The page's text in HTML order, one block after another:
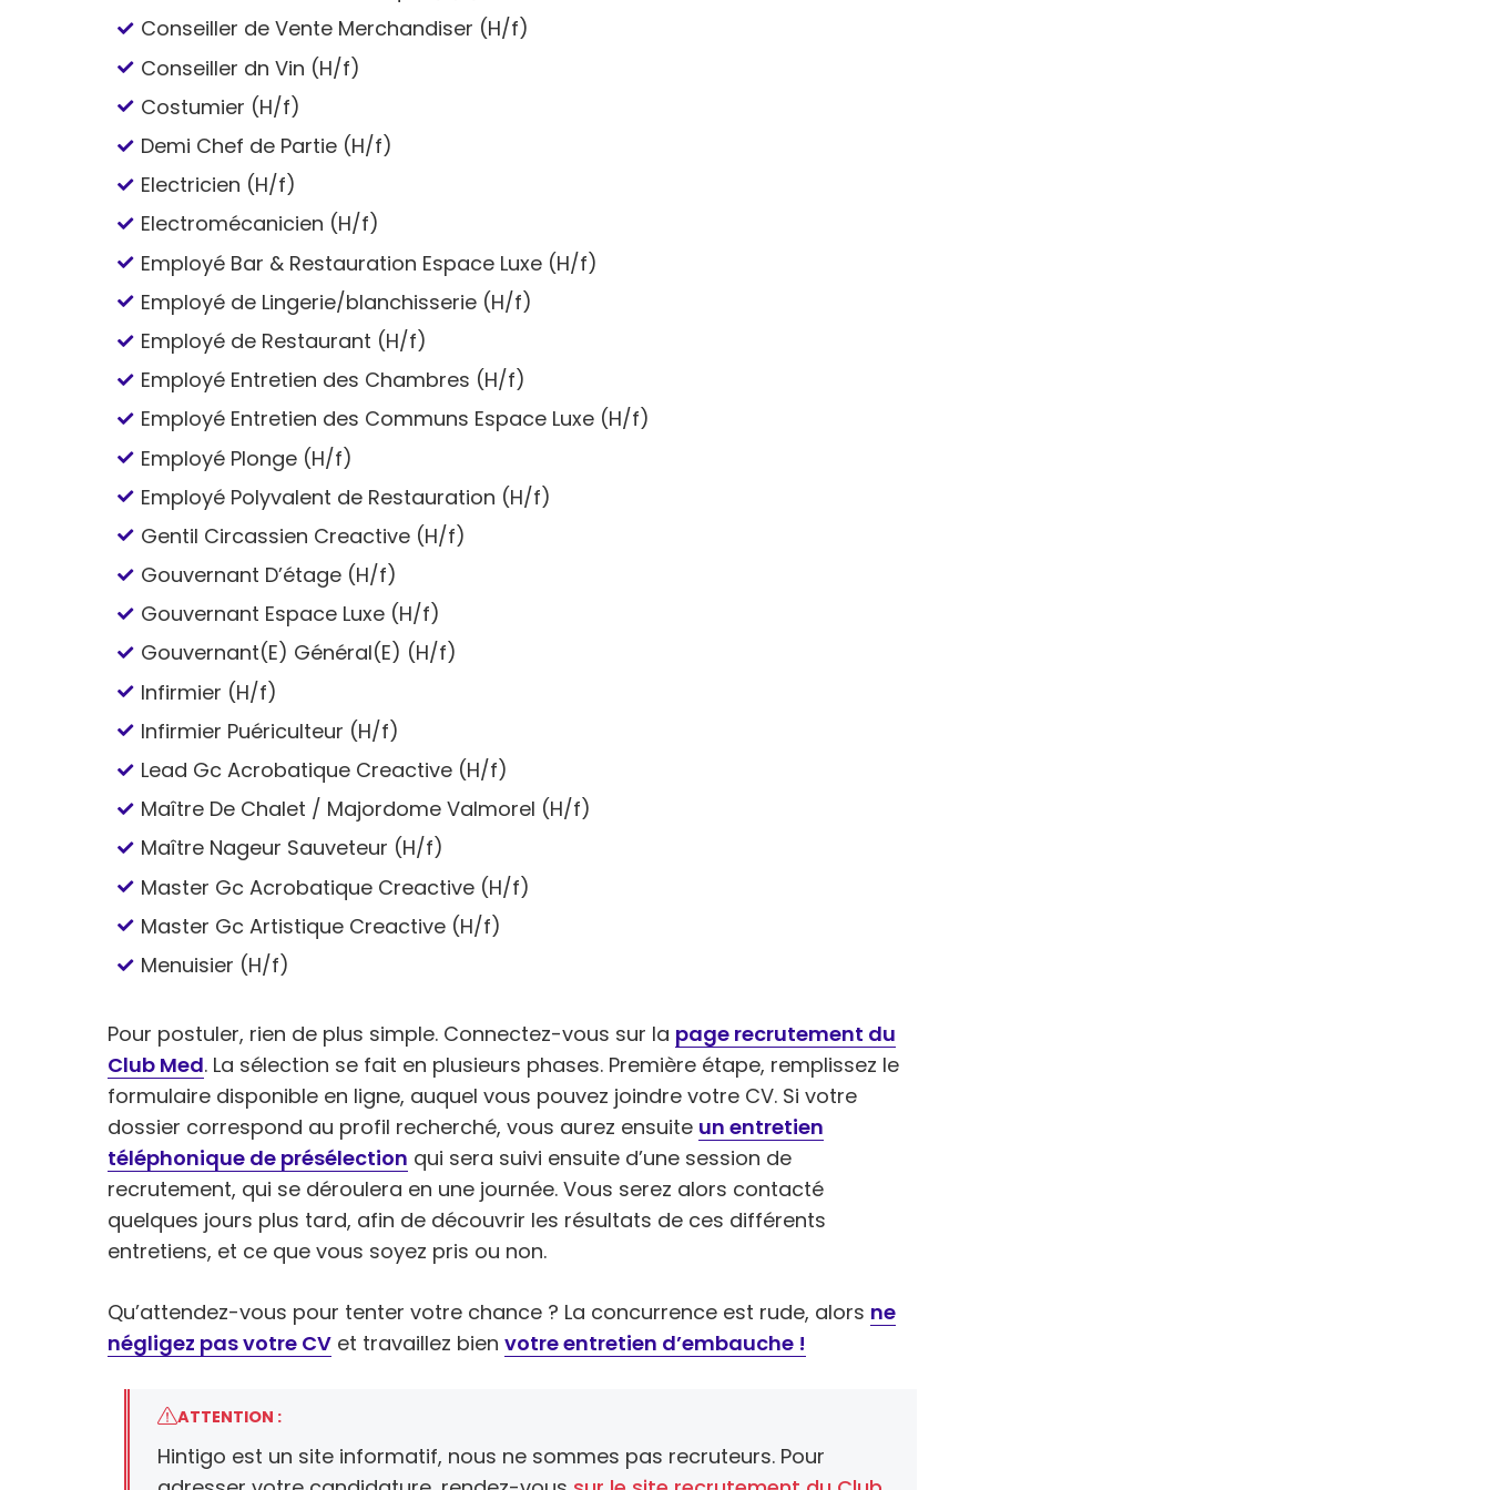
Conseiller de Vente Merchandiser (H/f)
Conseiller dn Vin (H/f)
Costumier (H/f)
Demi Chef de Partie (H/f)
Electricien (H/f)
Electromécanicien (H/f)
Employé Bar & Restauration Espace Luxe (H/f)
Employé de Lingerie/blanchisserie (H/f)
Employé de Restaurant (H/f)
Employé Entretien des Chambres (H/f)
Employé Entretien des Communs Espace Luxe (H/f)
Employé Plonge (H/f)
Employé Polyvalent de Restauration (H/f)
Gentil Circassien Creactive (H/f)
Gouvernant D’étage (H/f)
Gouvernant Espace Luxe (H/f)
Gouvernant(E) Général(E) (H/f)
Infirmier (H/f)
Infirmier Puériculteur (H/f)
Lead Gc Acrobatique Creactive (H/f)
Maître De Chalet / Majordome Valmorel (H/f)
Maître Nageur Sauveteur (H/f)
Master Gc Acrobatique Creactive (H/f)
Master Gc Artistique Creactive (H/f)
Menuisier (H/f)
Pour postuler, rien de plus simple. Connectez-vous sur la page recrutement du
Club Med. La sélection se fait en plusieurs phases. Première étape, remplissez le
formulaire disponible en ligne, auquel vous pouvez joindre votre CV. Si votre
dossier correspond au profil recherché, vous aurez ensuite un entretien
téléphonique de présélection qui sera suivi ensuite d’une session de
recrutement, qui se déroulera en une journée. Vous serez alors contacté
quelques jours plus tard, afin de découvrir les résultats de ces différents
entretiens, et ce que vous soyez pris ou non.
Qu’attendez-vous pour tenter votre chance ? La concurrence est rude, alors ne
négligez pas votre CV et travaillez bien votre entretien d’embauche !
ATTENTION :
Hintigo est un site informatif, nous ne sommes pas recruteurs. Pour